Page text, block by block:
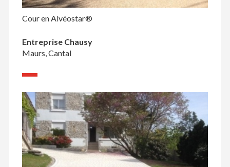
Cour en Alvéostar®
Entreprise Chausy
Maurs, Cantal